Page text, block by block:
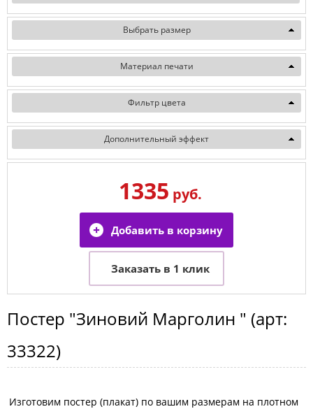
Выбрать размер
Материал печати
Фильтр цвета
Дополнительный эффект
1335 руб.
Постер "Зиновий Марголин " (арт:
33322)
Изготовим постер (плакат) по вашим размерам на плотном